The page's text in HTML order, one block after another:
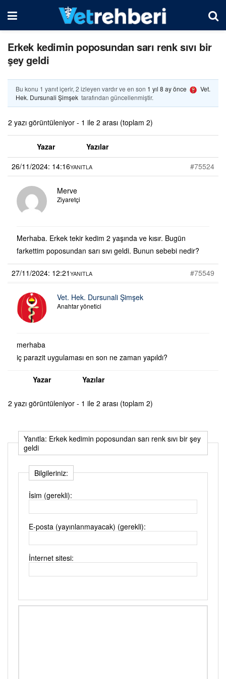
Erkek kedimin poposundan sarı renk sıvı bir
şey geldi
Bu konu 1 yanıt içerir, 2 izleyen vardır ve en son 1 yıl 8 ay önce
Vet.
Hek. Dursunali Şimşek tarafından güncellenmiştir.
2 yazı görüntüleniyor - 1 ile 2 arası (toplam 2)
Yazar
Yazılar
26/11/2024: 14:16
#75524
YANITLA
Merve
Ziyaretçi
Merhaba. Erkek tekir kedim 2 yaşında ve kısır. Bugün
farkettim poposundan sarı sıvı geldi. Bunun sebebi nedir?
27/11/2024: 12:21 #75549
YANITLA
Vet. Hek. Dursunali Şimşek
Anahtar yönetici
merhaba
iç parazit uygulaması en son ne zaman yapıldı?
Yazar Yazılar
2 yazı görüntüleniyor - 1 ile 2 arası (toplam 2)
Yanıtla: Erkek kedimin poposundan sarı renk sıvı bir şey
geldi
Bilgileriniz:
İsim (gerekli):
E-posta (yayınlanmayacak) (gerekli):
İnternet sitesi: